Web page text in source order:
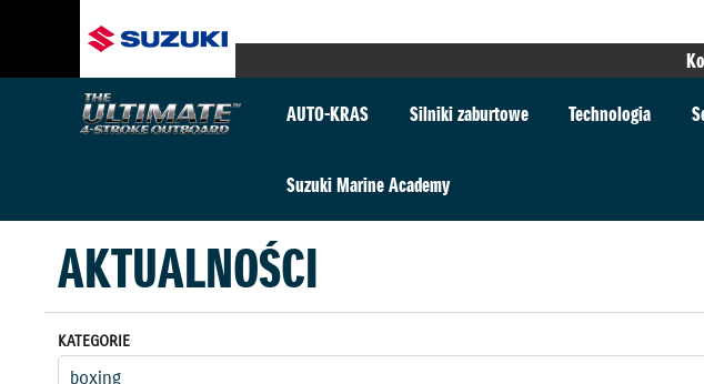
AUTO-KRAS Silniki zaburtowe Technologia
Suzuki Marine Academy
AKTUALNOŚCI
KATEGORIE